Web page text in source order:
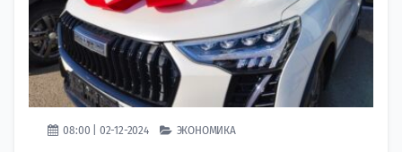
08:00 | 02-12-2024 ЭКОНОМИКА